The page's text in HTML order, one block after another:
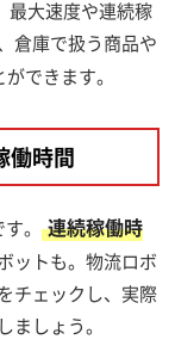
最大速度や連続稼
倉庫で扱う商品や
できます。
働時間
す。 連続稼働時
ットも。物流ロボ
チェックし、実際
しょう。